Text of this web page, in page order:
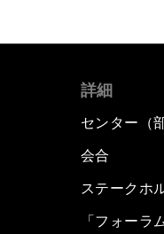
詳細
センター（
会合
ステークホ
「フォーラ